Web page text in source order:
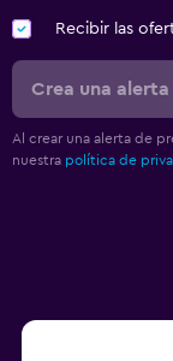
Recibir las
Crea una
Al crear una alerta de
nuestra política de